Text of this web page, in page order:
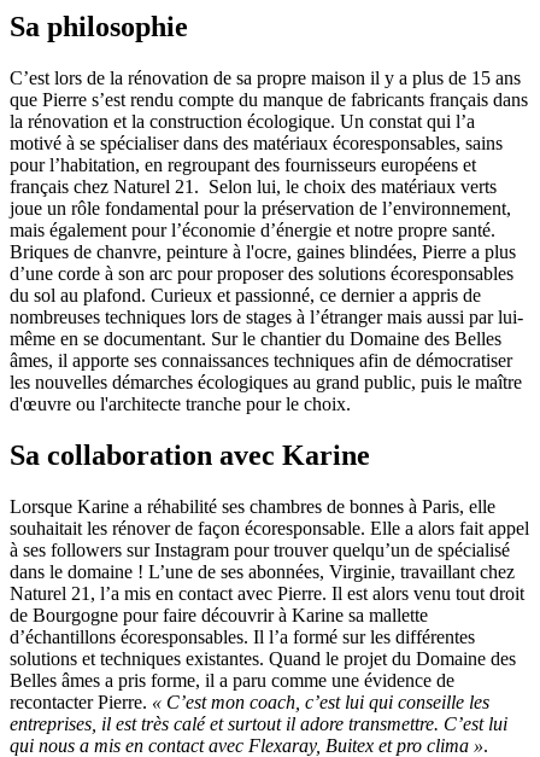
Sa philosophie
C’est lors de la rénovation de sa propre maison il y a plus de 15 ans
que Pierre s’est rendu compte du manque de fabricants français dans
la rénovation et la construction écologique. Un constat qui l’a
motivé à se spécialiser dans des matériaux écoresponsables, sains
pour l’habitation, en regroupant des fournisseurs européens et
français chez Naturel 21. Selon lui, le choix des matériaux verts
joue un rôle fondamental pour la préservation de l’environnement,
mais également pour l’économie d’énergie et notre propre santé.
Briques de chanvre, peinture à l'ocre, gaines blindées, Pierre a plus
d’une corde à son arc pour proposer des solutions écoresponsables
du sol au plafond. Curieux et passionné, ce dernier a appris de
nombreuses techniques lors de stages à l’étranger mais aussi par lui-
même en se documentant. Sur le chantier du Domaine des Belles
âmes, il apporte ses connaissances techniques afin de démocratiser
les nouvelles démarches écologiques au grand public, puis le maître
d'œuvre ou l'architecte tranche pour le choix.
Sa collaboration avec Karine
Lorsque Karine a réhabilité ses chambres de bonnes à Paris, elle
souhaitait les rénover de façon écoresponsable. Elle a alors fait appel
à ses followers sur Instagram pour trouver quelqu’un de spécialisé
dans le domaine ! L’une de ses abonnées, Virginie, travaillant chez
Naturel 21, l’a mis en contact avec Pierre. Il est alors venu tout droit
de Bourgogne pour faire découvrir à Karine sa mallette
d’échantillons écoresponsables. Il l’a formé sur les différentes
solutions et techniques existantes. Quand le projet du Domaine des
Belles âmes a pris forme, il a paru comme une évidence de
recontacter Pierre. « C’est mon coach, c’est lui qui conseille les
entreprises, il est très calé et surtout il adore transmettre. C’est lui
qui nous a mis en contact avec Flexaray, Buitex et pro clima ».